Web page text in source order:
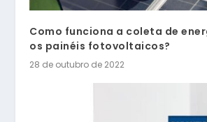
Como funciona a coleta de
os painéis fotovoltaicos?
28 de outubro de 2022